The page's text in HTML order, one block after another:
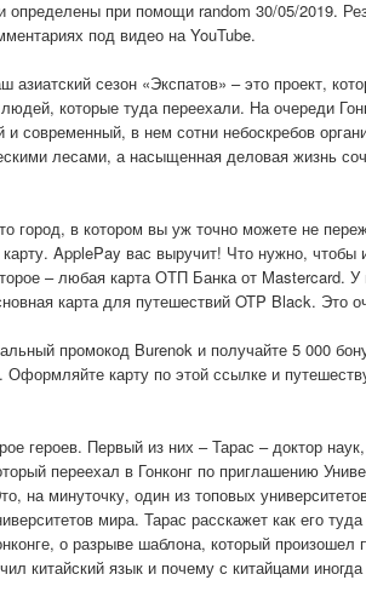
при помощи random 30/05/2019.
под видео на YouTube.
сезон «Экспатов» – это проект,
которые туда переехали. На очереди
современный, в нем сотни небоскребов
лесами, а насыщенная деловая жизнь
город, в котором вы уж точно можете не
ApplePay вас выручит! Что нужно, чтобы
– любая карта ОТП Банка от Mastercard.
карта для путешествий OTP Black. Это
промокод Burenok и получайте 5 000
карту по этой ссылке и
героев. Первый из них – Тарас – доктор
переехал в Гонконг по приглашению
на минуточку, один из топовых
мира. Тарас расскажет как его
о разрыве шаблона, который произошел
китайский язык и почему с китайцами